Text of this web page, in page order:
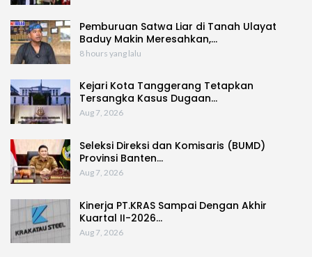
Pemburuan Satwa Liar di Tanah Ulayat
Baduy Makin Meresahkan,…
8 hours yang lalu
Kejari Kota Tanggerang Tetapkan
Tersangka Kasus Dugaan…
Aug 7, 2026
Seleksi Direksi dan Komisaris (BUMD)
Provinsi Banten…
Aug 7, 2026
Kinerja PT.KRAS Sampai Dengan Akhir
Kuartal II-2026…
Aug 7, 2026